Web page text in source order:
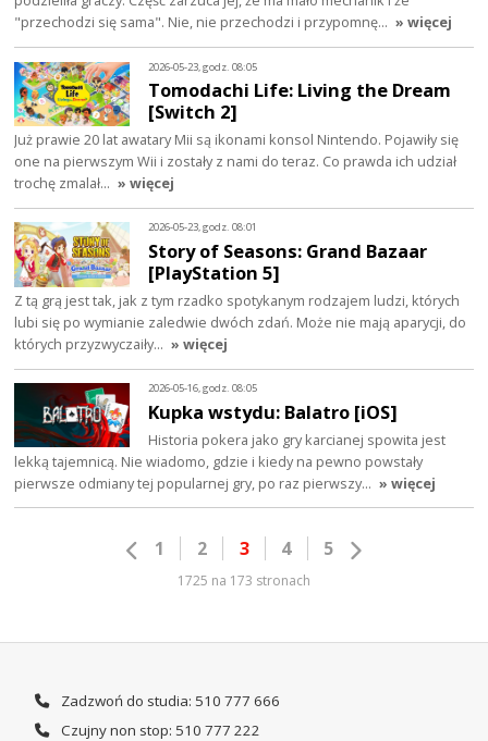
"przechodzi się sama". Nie, nie przechodzi i przypomnę… » więcej
2026-05-23, godz. 08:05
Tomodachi Life: Living the Dream
[Switch 2]
Już prawie 20 lat awatary Mii są ikonami konsol Nintendo. Pojawiły się
one na pierwszym Wii i zostały z nami do teraz. Co prawda ich udział
trochę zmalał… » więcej
2026-05-23, godz. 08:01
Story of Seasons: Grand Bazaar
[PlayStation 5]
Z tą grą jest tak, jak z tym rzadko spotykanym rodzajem ludzi, których
lubi się po wymianie zaledwie dwóch zdań. Może nie mają aparycji, do
których przyzwyczaiły… » więcej
2026-05-16, godz. 08:05
Kupka wstydu: Balatro [iOS]
Historia pokera jako gry karcianej spowita jest
lekką tajemnicą. Nie wiadomo, gdzie i kiedy na pewno powstały
pierwsze odmiany tej popularnej gry, po raz pierwszy… » więcej
1 2 3 4 5
1725 na 173 stronach
Zadzwoń do studia: 510 777 666
Czujny non stop: 510 777 222